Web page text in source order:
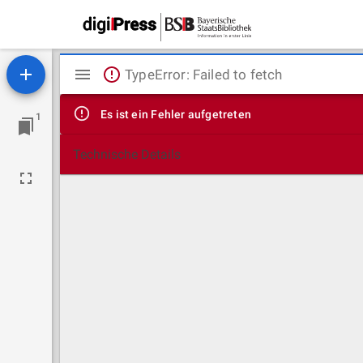
1
Mirador
Viewer
TypeError: Failed to fetch
Es ist ein Fehler aufgetreten
Technische Details